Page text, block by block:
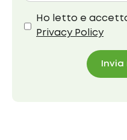
Ho letto e
Privacy Policy